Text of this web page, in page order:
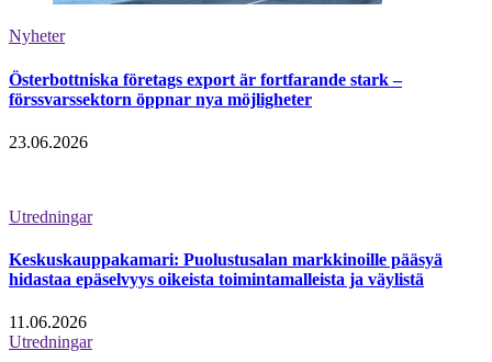
Nyheter
Österbottniska företags export är fortfarande stark –
förssvarssektorn öppnar nya möjligheter
23.06.2026
Utredningar
Keskuskauppakamari: Puolustusalan markkinoille pääsyä
hidastaa epäselvyys oikeista toimintamalleista ja väylistä
11.06.2026
Utredningar